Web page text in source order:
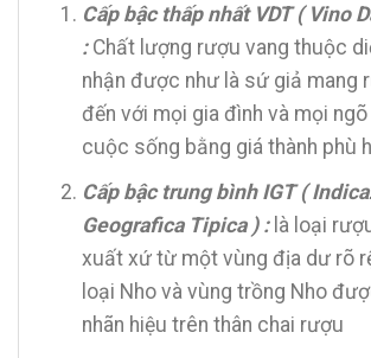
Cấp bậc thấp nhất VDT ( Vino
:Chất lượng rượu vang thuộc
nhận được như là sứ giả mang
đến với mọi gia đình và mọi
cuộc sống bằng giá thành phù
Cấp bậc trung bình IGT (
Geografica Tipica ) :là loại
xuất xứ từ một vùng địa dư rõ
loại Nho và vùng trồng Nho
nhãn hiệu trên thân chai rượu